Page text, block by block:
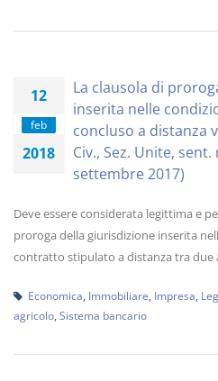
12
feb
2018
La clausola di
inserita nelle
concluso a distanza
Civ., Sez. Unite,
settembre 2017)
Deve essere considerata legittima e
proroga della giurisdizione inserita
contratto stipulato a distanza tra due
Economica Immobiliare Impresa
agricolo Sistema bancario